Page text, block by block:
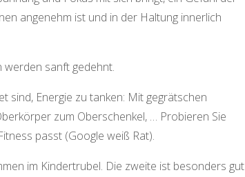
angenehm ist und in der Haltung innerlich
werden sanft gedehnt.
sind, Energie zu tanken: Mit gegrätschen
zum Oberschenkel, … Probieren Sie
passt (Google weiß Rat).
im Kindertrubel. Die zweite ist besonders gut